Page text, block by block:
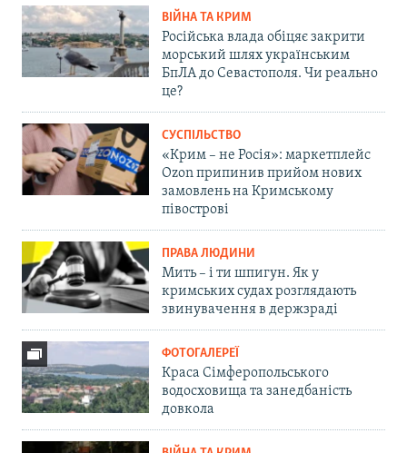
ВІЙНА ТА КРИМ
Російська влада обіцяє закрити
морський шлях українським
БпЛА до Севастополя. Чи реально
це?
СУСПІЛЬСТВО
«Крим – не Росія»: маркетплейс
Ozon припинив прийом нових
замовлень на Кримському
півострові
ПРАВА ЛЮДИНИ
Мить – і ти шпигун. Як у
кримських судах розглядають
звинувачення в держзраді
ФОТОГАЛЕРЕЇ
Краса Сімферопольського
водосховища та занедбаність
довкола